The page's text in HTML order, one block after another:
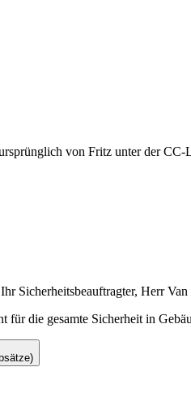
von Fritz unter der CC-
Sicherheitsbeauftragter, Herr
für die gesamte Sicherheit in